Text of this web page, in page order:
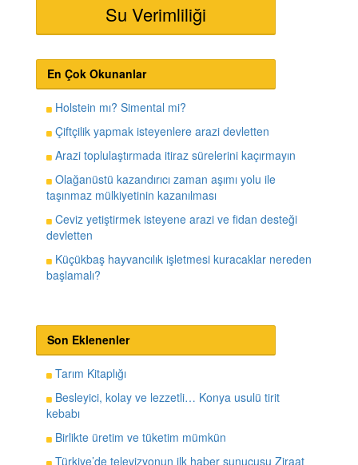
Su Verimliliği
En Çok Okunanlar
Holstein mı? Simental mi?
Çiftçilik yapmak isteyenlere arazi devletten
Arazi toplulaştırmada itiraz sürelerini kaçırmayın
Olağanüstü kazandırıcı zaman aşımı yolu ile
taşınmaz mülkiyetinin kazanılması
Ceviz yetiştirmek isteyene arazi ve fidan desteği
devletten
Küçükbaş hayvancılık işletmesi kuracaklar nereden
başlamalı?
Son Eklenenler
Tarım Kitaplığı
Besleyici, kolay ve lezzetli… Konya usulü tirit
kebabı
Birlikte üretim ve tüketim mümkün
Türkiye’de televizyonun ilk haber sunucusu Ziraat